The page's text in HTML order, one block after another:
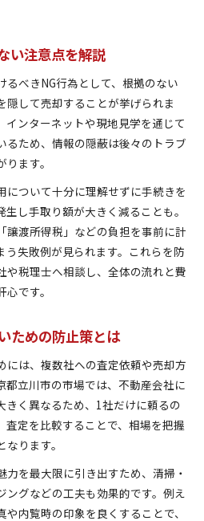
い注意点を解説
るべきNG行為として、根拠のない
隠して売却することが挙げられま
インターネットや現地見学を通じて
るため、情報の隠蔽は後々のトラブ
ます。
について十分に理解せずに手続きを
し手取り額が大きく減ることも。
譲渡所得税」などの負担を事前に計
う失敗例が見られます。これらを防
や税理士へ相談し、全体の流れと費
です。
ための防止策とは
には、複数社への査定依頼や売却方
都立川市の市場では、不動産会社に
きく異なるため、1社だけに頼るの
査定を比較することで、相場を把握
ります。
を最大限に引き出すため、清掃・
ングなどの工夫も効果的です。例え
内覧時の印象を良くすることで、